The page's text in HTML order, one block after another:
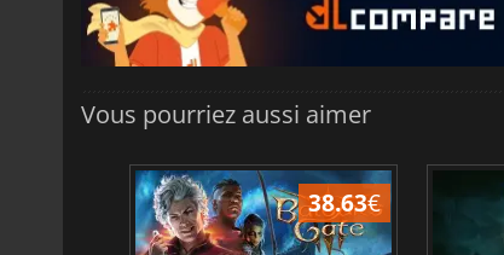
Vous pourriez aussi aimer
38.63€